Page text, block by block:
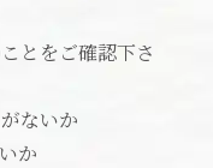
とをご確認下さ
ないか
か